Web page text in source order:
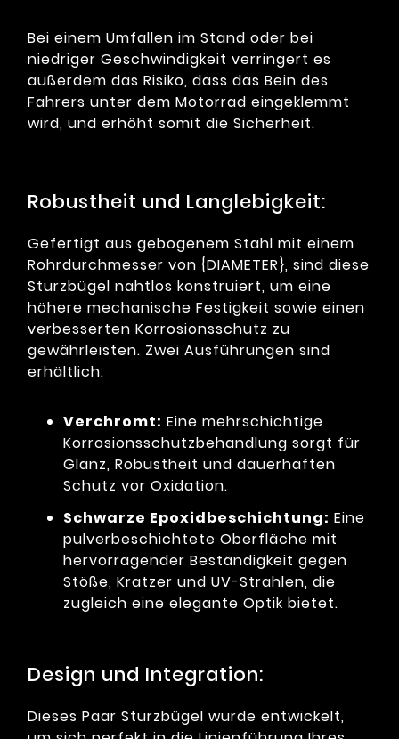
Bei einem Umfallen im Stand oder bei
niedriger Geschwindigkeit verringert es
außerdem das Risiko, dass das Bein des
Fahrers unter dem Motorrad eingeklemmt
wird, und erhöht somit die Sicherheit.
Robustheit und Langlebigkeit:
Gefertigt aus gebogenem Stahl mit einem
Rohrdurchmesser von {DIAMETER}, sind diese
Sturzbügel nahtlos konstruiert, um eine
höhere mechanische Festigkeit sowie einen
verbesserten Korrosionsschutz zu
gewährleisten. Zwei Ausführungen sind
erhältlich:
Verchromt: Eine mehrschichtige
Korrosionsschutzbehandlung sorgt für
Glanz, Robustheit und dauerhaften
Schutz vor Oxidation.
Schwarze Epoxidbeschichtung: Eine
pulverbeschichtete Oberfläche mit
hervorragender Beständigkeit gegen
Stöße, Kratzer und UV-Strahlen, die
zugleich eine elegante Optik bietet.
Design und Integration:
Dieses Paar Sturzbügel wurde entwickelt,